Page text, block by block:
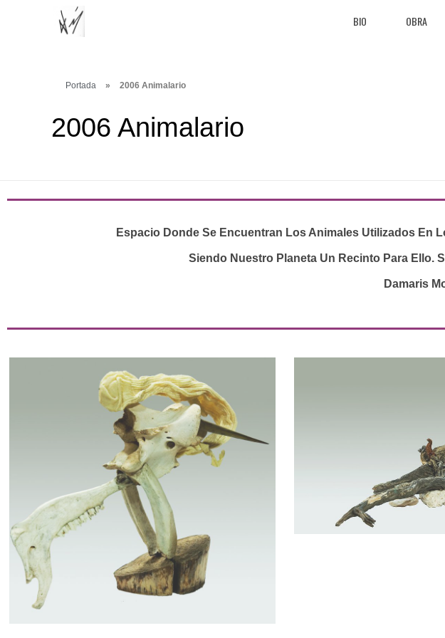
BIO OBRA
Portada » 2006 Animalario
2006 Animalario
Espacio Donde Se Encuentran Los Animales Utilizados En
Siendo Nuestro Planeta Un Recinto Para Ello.
Damaris